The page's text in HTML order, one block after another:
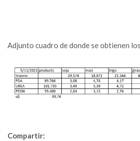
Adjunto cuadro de donde se obtienen
Compartir: